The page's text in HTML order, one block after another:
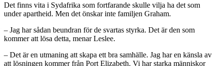
Det finns vita i Sydafrika som fortfarande skulle vilja ha det som
under apartheid. Men det önskar inte familjen Graham.
– Jag har sådan beundran för de svartas styrka. Det är den som
kommer att lösa detta, menar Leslee.
– Det är en utmaning att skapa ett bra samhälle. Jag har en känsla av
att lösningen kommer från Port Elizabeth. Vi har starka människor